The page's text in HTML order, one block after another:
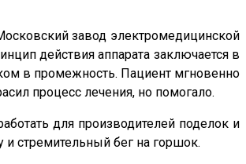
завод электромедицинской
действия аппарата заключается в
в промежность. Пациент мгновенно
процесс лечения, но помогало.
для производителей поделок и
и стремительный бег на горшок.